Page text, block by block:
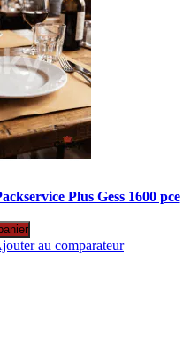
Plus Gess 1600 pce
au comparateur